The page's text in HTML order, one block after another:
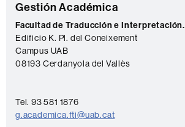
C
o
n
t
c
t
Gestión Académica
Facultad de Traducción e Interpretación.
Edificio K. Pl. del Coneixement
Campus UAB
08193 Cerdanyola del Vallès
Tel. 93 581 1876
g.academica.fti@uab.cat